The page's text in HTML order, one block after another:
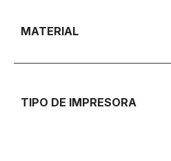
MATERIAL
TIPO DE IMPRESORA